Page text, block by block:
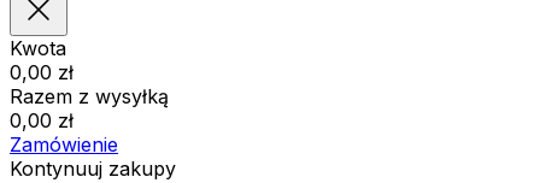
Kwota
0,00 zł
Razem z wysyłką
0,00 zł
Zamówienie
Kontynuuj zakupy